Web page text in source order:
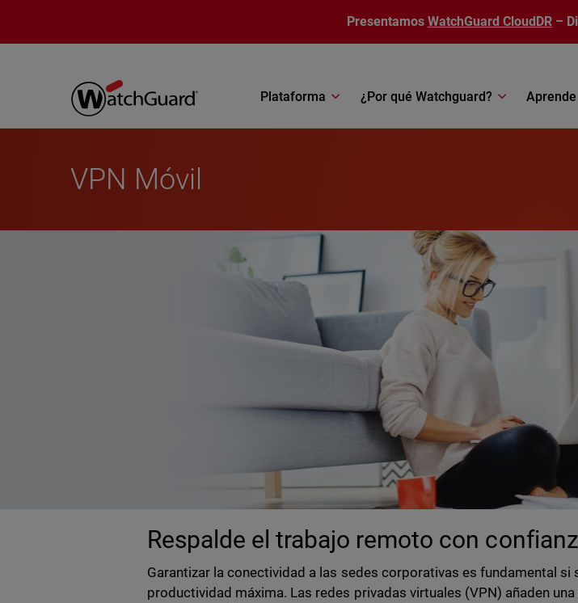
Presentamos WatchGuard CloudDR –
Plataforma ¿Por qué Watchguard? Aprende
VPN Móvil
Respalde el trabajo remoto con
Garantizar la conectividad a las sedes corporativas es fundamental
productividad máxima. Las redes privadas virtuales (VPN) añaden